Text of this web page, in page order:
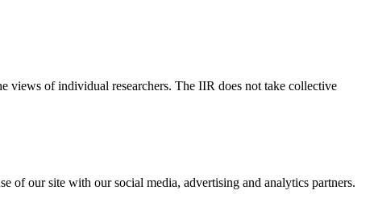
views of individual researchers. The IIR does not take collective
of our site with our social media, advertising and analytics partners.